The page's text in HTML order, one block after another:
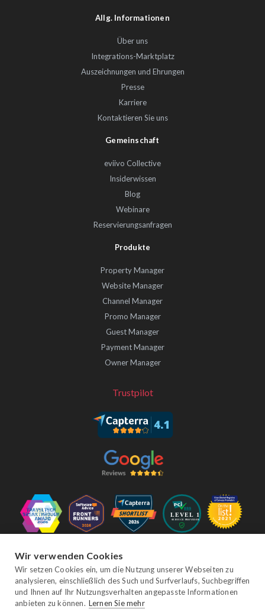
Allg. Informationen
Über uns
Integrations-Marktplatz
Auszeichnungen und Ehrungen
Presse
Karriere
Kontaktieren Sie uns
Gemeinschaft
eviivo Collective
Insiderwissen
Blog
Webinare
Reservierungsanfragen
Produkte
Property Manager
Website Manager
Channel Manager
Promo Manager
Guest Manager
Payment Manager
Owner Manager
Trustpilot
Folgen Sie uns
FacebookTwitter YouTubeInstagram
Wir verwenden Cookies
Wir setzen Cookies ein, um die Nutzung unserer Webseiten zu
analysieren, einschließlich des Such und Surfverlaufs, Suchbegriffen
und Ihnen auf Ihr Nutzungsverhalten angepasste Informationen
anbieten zu können. Lernen Sie mehr